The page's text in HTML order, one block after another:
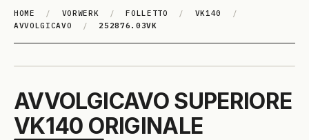
HOME / VORWERK / FOLLETTO / VK140
/
AVVOLGICAVO
/ 252876.03VK
AVVOLGICAVO SUPERIORE
VK140 ORIGINALE